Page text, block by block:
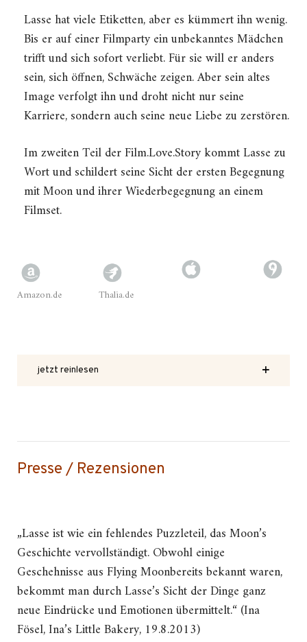
Lasse hat viele Etiketten, aber es kümmert ihn wenig.
Bis er auf einer Filmparty ein unbekanntes Mädchen
trifft und sich sofort verliebt. Für sie will er anders
sein, sich öffnen, Schwäche zeigen. Aber sein altes
Image verfolgt ihn und droht nicht nur seine
Karriere, sondern auch seine neue Liebe zu zerstören.
Im zweiten Teil der Film.Love.Story kommt Lasse zu
Wort und schildert seine Sicht der ersten Begegnung
mit Moon und ihrer Wiederbegegnung an einem
Filmset.
Amazon.de Thalia.de
jetzt reinlesen
Presse / Rezensionen
„Lasse ist wie ein fehlendes Puzzleteil, das Moon’s
Geschichte vervollständigt. Obwohl einige
Geschehnisse aus Flying Moonbereits bekannt waren,
bekommt man durch Lasse’s Sicht der Dinge ganz
neue Eindrücke und Emotionen übermittelt.“ (Ina
Fösel, Ina’s Little Bakery, 19.8.2013)